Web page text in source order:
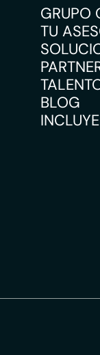
GRUPO
TU
BLOG